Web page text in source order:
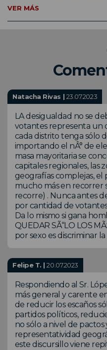
VER MÁS
Natacha Rivas | 23.07.2023
LA desigualdad no se
votantes representa un
cada distrito tenga sólo
importando el nÂ° de
masa mayoritaria se
capitales regionales, las
geografías complejas,
mucho más en recorrer
recorre) . Nunca antes
por cantidad de
Da lo mismo si gana
QUEDAR SÃ“LO LOS
por sexo es discriminar
Felipe T. |20.07.2023
Respondiendo al Sr.
más general y carente
de reducir los escaños
partidos políticos,
no sólo a nivel de
representatividad
este discursillo viene